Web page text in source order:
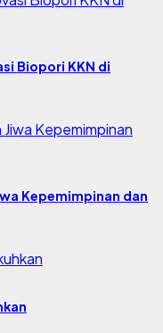
Biopori KKN di
Kepemimpinan dan